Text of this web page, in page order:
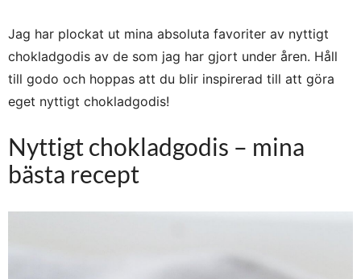
Jag har plockat ut mina absoluta favoriter av nyttigt
chokladgodis av de som jag har gjort under åren. Håll
till godo och hoppas att du blir inspirerad till att göra
eget nyttigt chokladgodis!
Nyttigt chokladgodis – mina
bästa recept